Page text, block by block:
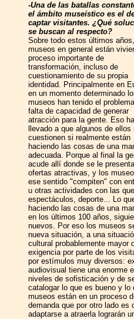
-Una de las batallas
el ámbito museístico es el
captar visitantes. ¿Qué
se buscan al respecto?
Sobre todo estos últimos
museos en general están
proceso importante de
transformación, incluso de
cuestionamiento de su propia
identidad. Principalmente en
en un momento determinado
museos han tenido el
falta de capacidad de generar
atracción para la gente. Eso ha
llevado a que algunos de ellos
cuestionen si realmente están
haciendo las cosas de una
adecuada. Porque al final la
acude allí donde se le
ofertas atractivas, y los
ese sentido "compiten" con
u otras actividades con las
espectáculos, deporte... Lo
haciendo las cosas de una
en los últimos 100 años,
nuevos. Por eso los museos
nueva situación, a una
cultural probablemente mayor
exigencia por parte de los
por estímulos muy diversos:
audiovisual tiene una enorme
niveles de sofisticación y de
catalogar lo que es bueno y
museos están en un proceso
demanda que por otro lado
adaptarse a atraerla lograrán